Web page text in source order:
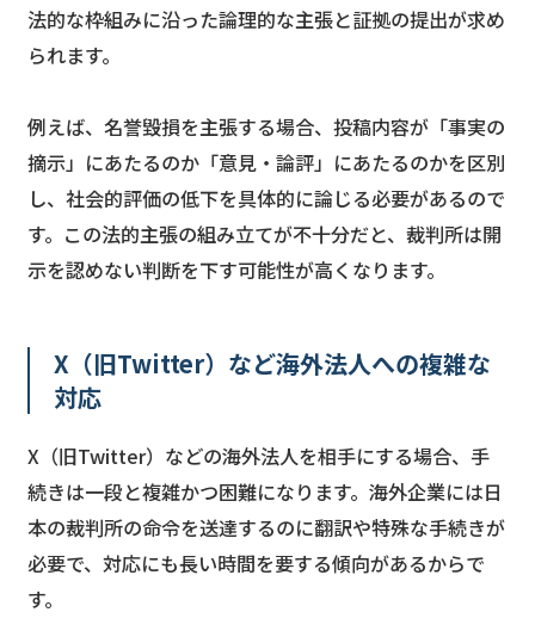
法的な枠組みに沿った論理的な主張と証拠の提出が求め
られます。
例えば、名誉毀損を主張する場合、投稿内容が「事実の
摘示」にあたるのか「意見・論評」にあたるのかを区別
し、社会的評価の低下を具体的に論じる必要があるので
す。この法的主張の組み立てが不十分だと、裁判所は開
示を認めない判断を下す可能性が高くなります。
X（旧Twitter）など海外法人への複雑な
対応
X（旧Twitter）などの海外法人を相手にする場合、手
続きは一段と複雑かつ困難になります。海外企業には日
本の裁判所の命令を送達するのに翻訳や特殊な手続きが
必要で、対応にも長い時間を要する傾向があるからで
す。